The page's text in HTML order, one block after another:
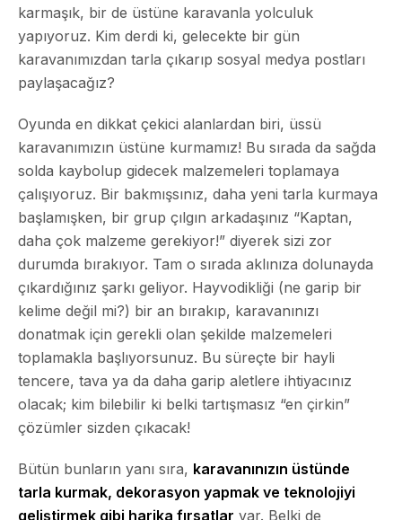
karmaşık, bir de üstüne karavanla yolculuk
yapıyoruz. Kim derdi ki, gelecekte bir gün
karavanımızdan tarla çıkarıp sosyal medya postları
paylaşacağız?
Oyunda en dikkat çekici alanlardan biri, üssü
karavanımızın üstüne kurmamız! Bu sırada da sağda
solda kaybolup gidecek malzemeleri toplamaya
çalışıyoruz. Bir bakmışsınız, daha yeni tarla kurmaya
başlamışken, bir grup çılgın arkadaşınız “Kaptan,
daha çok malzeme gerekiyor!” diyerek sizi zor
durumda bırakıyor. Tam o sırada aklınıza dolunayda
çıkardığınız şarkı geliyor. Hayvodikliği (ne garip bir
kelime değil mi?) bir an bırakıp, karavanınızı
donatmak için gerekli olan şekilde malzemeleri
toplamakla başlıyorsunuz. Bu süreçte bir hayli
tencere, tava ya da daha garip aletlere ihtiyacınız
olacak; kim bilebilir ki belki tartışmasız “en çirkin”
çözümler sizden çıkacak!
Bütün bunların yanı sıra, karavanınızın üstünde
tarla kurmak, dekorasyon yapmak ve teknolojiyi
geliştirmek gibi harika fırsatlar var. Belki de